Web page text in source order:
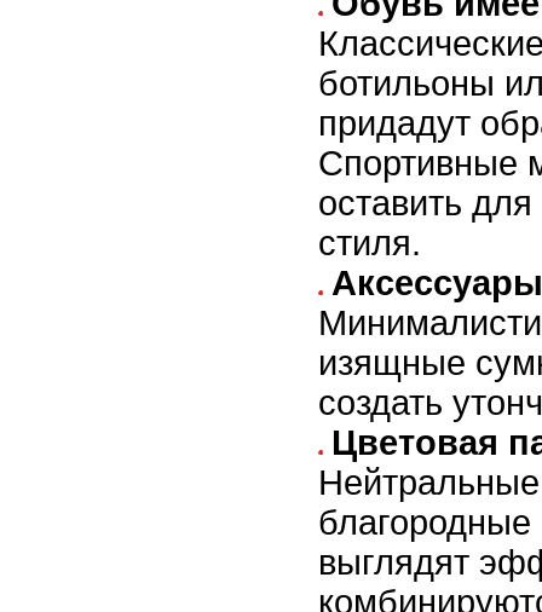
ботильоны
придадут
Спортивные
оставить
стиля.
изящные
создать
Цветовая
Нейтральные
благородные
выглядят